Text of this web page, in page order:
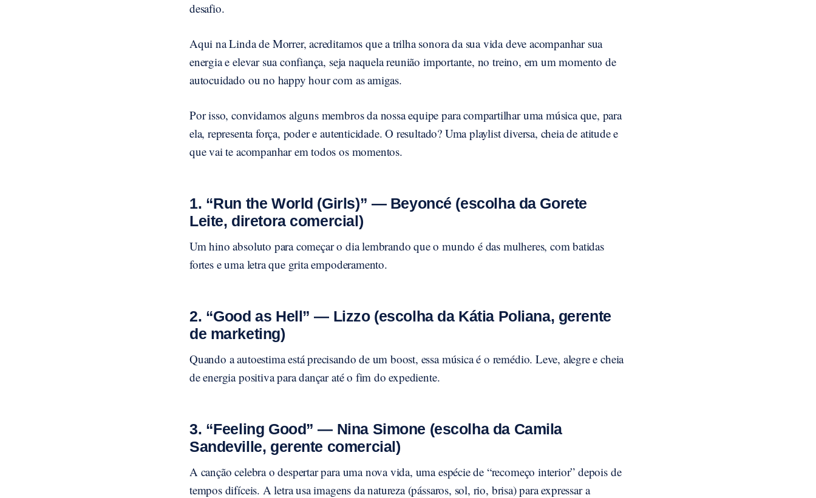
desafio.
Aqui na Linda de Morrer, acreditamos que a trilha sonora da sua vida deve acompanhar sua
energia e elevar sua confiança, seja naquela reunião importante, no treino, em um momento de
autocuidado ou no happy hour com as amigas.
Por isso, convidamos alguns membros da nossa equipe para compartilhar uma música que, para
ela, representa força, poder e autenticidade. O resultado? Uma playlist diversa, cheia de atitude e
que vai te acompanhar em todos os momentos.
1. “Run the World (Girls)” — Beyoncé (escolha da Gorete
Leite, diretora comercial)
Um hino absoluto para começar o dia lembrando que o mundo é das mulheres, com batidas
fortes e uma letra que grita empoderamento.
2. “Good as Hell” — Lizzo (escolha da Kátia Poliana, gerente
de marketing)
Quando a autoestima está precisando de um boost, essa música é o remédio. Leve, alegre e cheia
de energia positiva para dançar até o fim do expediente.
3. “Feeling Good” — Nina Simone (escolha da Camila
Sandeville, gerente comercial)
A canção celebra o despertar para uma nova vida, uma espécie de “recomeço interior” depois de
tempos difíceis. A letra usa imagens da natureza (pássaros, sol, rio, brisa) para expressar a